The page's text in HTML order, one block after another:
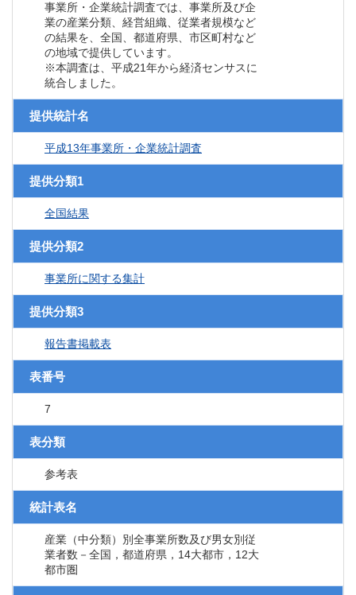
事業所・企業統計調査では、事業所及び企
業の産業分類、経営組織、従業者規模など
の結果を、全国、都道府県、市区町村など
の地域で提供しています。
※本調査は、平成21年から経済センサスに
統合しました。
提供統計名
平成13年事業所・企業統計調査
提供分類1
全国結果
提供分類2
事業所に関する集計
提供分類3
報告書掲載表
表番号
7
表分類
参考表
統計表名
産業（中分類）別全事業所数及び男女別従
業者数－全国，都道府県，14大都市，12大
都市圏